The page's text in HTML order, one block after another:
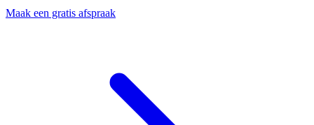
Maak een gratis afspraak